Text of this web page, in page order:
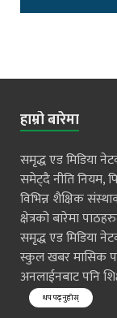
हाम्रो बारेमा
समृद्ध एड मिडिया
समेट्दै नीति नियम,
विभिन्न शैक्षिक
क्षेत्रको बारेमा
समृद्ध एड मिडिया
स्कुल खबर मासिक
अनलाईनबाट पनि
थप पढ्नुहोस्